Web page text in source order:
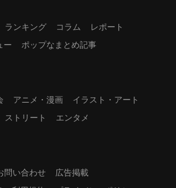
ランキング コラム
レポート
ー ポップなまとめ記事
アニメ・漫画
イラスト・アート
ストリート エンタメ
問い合わせ
広告掲載